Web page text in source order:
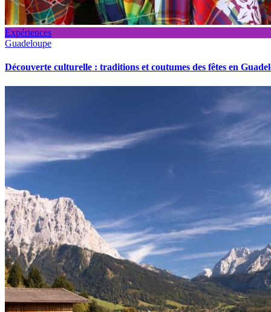
Expériences
Guadeloupe
Découverte culturelle : traditions et coutumes des fêtes en